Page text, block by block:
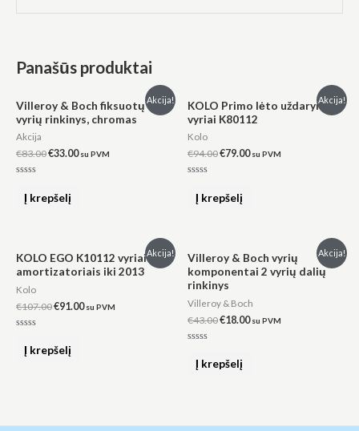
Panašūs produktai
Akcija!
Villeroy & Boch fiksuotų
vyrių rinkinys, chromas
Akcija
€83.00
price
was:
€33.00
price
is:
su PVM
Į krepšelį
Akcija!
KOLO Primo lėto uždarymo
vyriai K80112
Kolo
€94.00
price
was:
€79.00
price
is:
su PVM
Į krepšelį
Akcija!
KOLO EGO K10112 vyriai su
amortizatoriais iki 2013
Kolo
€107.00
price
was:
€91.00
price
is:
su PVM
Į krepšelį
Akcija!
Villeroy & Boch vyrių
komponentai 2 vyrių dalių
rinkinys
Villeroy & Boch
€43.00
price
was:
€43.00.
€18.00
price
is:
su PVM
Į krepšelį